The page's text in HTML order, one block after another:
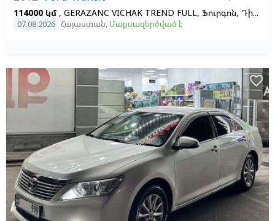
114000 կմ , GERAZANC VICHAK TREND FULL, Ֆուրգոն, Դիզել, Մեխանիկական, Ձախ,
07.08.2026 Հայաստան, Մաքսազերծված է
favorite_border